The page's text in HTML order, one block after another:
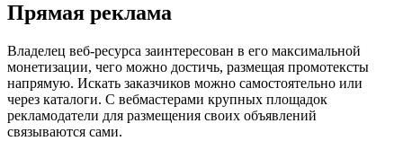
Прямая реклама
Владелец веб-ресурса заинтересован в его максимальной
монетизации, чего можно достичь, размещая промотексты
напрямую. Искать заказчиков можно самостоятельно или
через каталоги. С вебмастерами крупных площадок
рекламодатели для размещения своих объявлений
связываются сами.